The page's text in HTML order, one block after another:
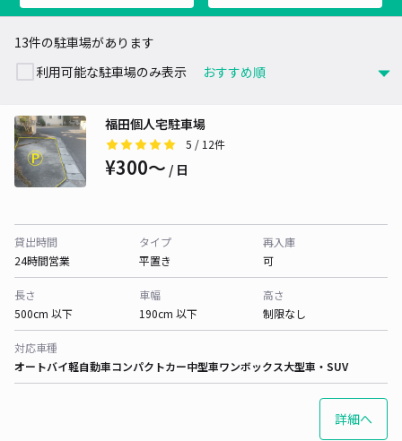
13件の駐車場があります
利用可能な駐車場のみ表示
福田個人宅駐車場
5 / 12件
¥300〜 / 日
貸出時間
24時間営業
タイプ
平置き
再入庫
可
長さ
500cm 以下
車幅
190cm 以下
高さ
制限なし
対応車種
オートバイ軽自動車コンパクトカー中型車ワンボックス大型車・SUV
詳細へ